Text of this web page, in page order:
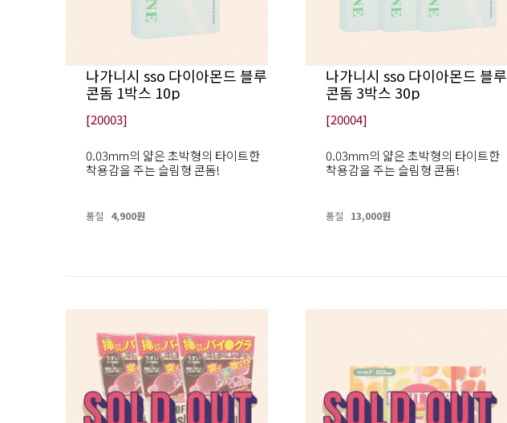
나가니시 sso 다이아몬드 블루
콘돔 1박스 10p
[20003]
0.03mm의 얇은 초박형의 타이트한
착용감을 주는 슬림형 콘돔!
품절 4,900원
나가니시 sso 다이아몬드 블루
콘돔 3박스 30p
[20004]
0.03mm의 얇은 초박형의 타이트한
착용감을 주는 슬림형 콘돔!
품절 13,000원